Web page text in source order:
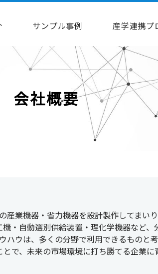
サンプル事例 産学連携プ
会社概要
産業機器・省力機器を設計製作してまいり
・自動選別供給装置・理化学機器など、
ハウは、多くの分野で利用できるものと考
で、未来の市場環境に打ち勝てる企業に